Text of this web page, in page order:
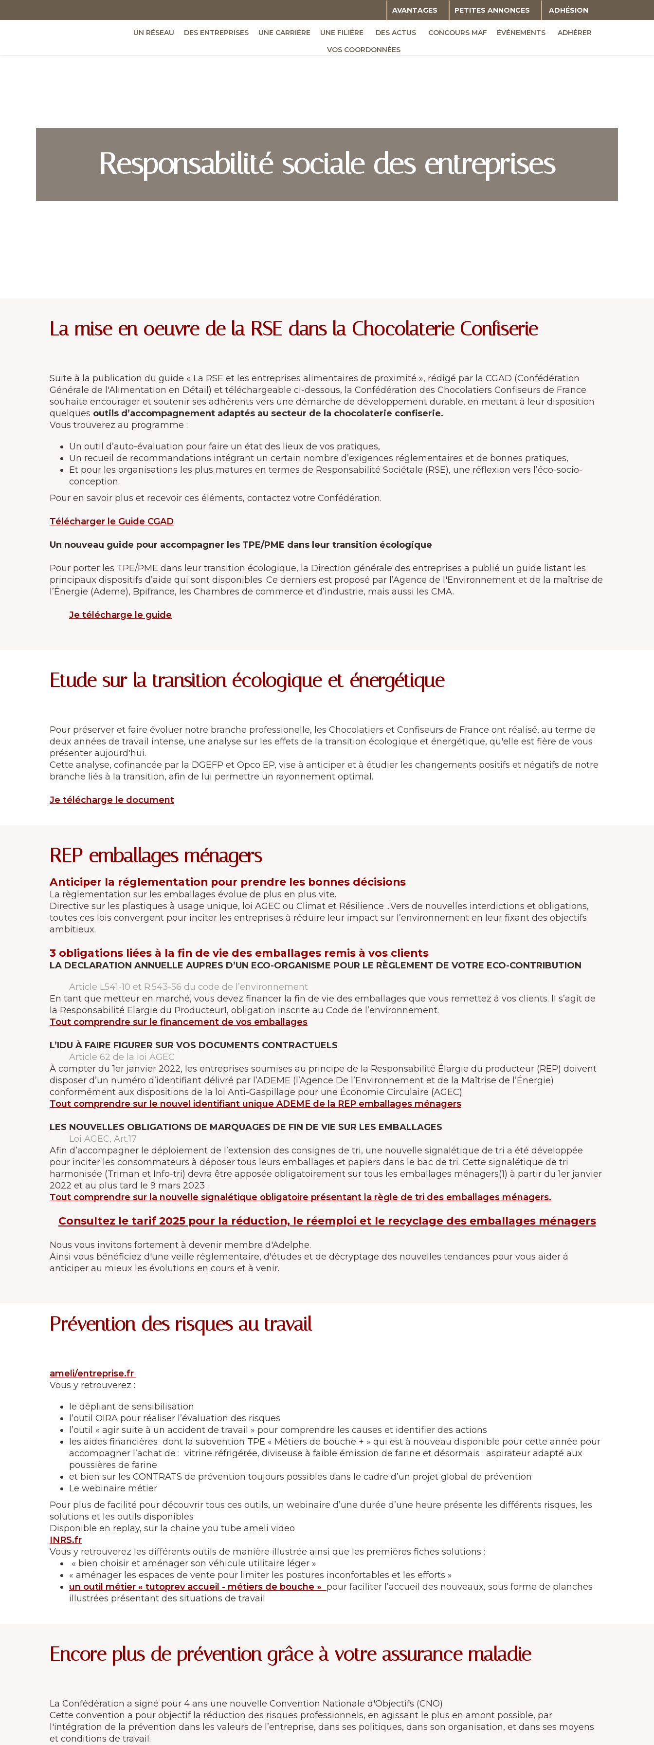
AVANTAGES PETITES ANNONCES ADHÉSION
UN RÉSEAU DES ENTREPRISES UNE CARRIÈRE UNE FILIÈRE DES ACTUS CONCOURS MAF ÉVÉNEMENTS
ADHÉRER
VOS COORDONNÉES
Responsabilité sociale des entreprises
La mise en oeuvre de la RSE dans la Chocolaterie Confiserie
Suite à la publication du guide « La RSE et les entreprises alimentaires de proximité », rédigé par la CGAD (Confédération
Générale de l'Alimentation en Détail) et téléchargeable ci-dessous, la Confédération des Chocolatiers Confiseurs de France
souhaite encourager et soutenir ses adhérents vers une démarche de développement durable, en mettant à leur disposition
quelques outils d’accompagnement adaptés au secteur de la chocolaterie confiserie.
Vous trouverez au programme :
Un outil d’auto-évaluation pour faire un état des lieux de vos pratiques,
Un recueil de recommandations intégrant un certain nombre d’exigences réglementaires et de bonnes pratiques,
Et pour les organisations les plus matures en termes de Responsabilité Sociétale (RSE), une réflexion vers l’éco-socio-
conception.
Pour en savoir plus et recevoir ces éléments, contactez votre Confédération.
Télécharger le Guide CGAD
Un nouveau guide pour accompagner les TPE/PME dans leur transition écologique
Pour porter les TPE/PME dans leur transition écologique, la Direction générale des entreprises a publié un guide listant les
principaux dispositifs d’aide qui sont disponibles. Ce derniers est proposé par l’Agence de l'Environnement et de la maîtrise de
l’Énergie (Ademe), Bpifrance, les Chambres de commerce et d’industrie, mais aussi les CMA.
Je télécharge le guide
Etude sur la transition écologique et énergétique
Pour préserver et faire évoluer notre branche professionelle, les Chocolatiers et Confiseurs de France ont réalisé, au terme de
deux années de travail intense, une analyse sur les effets de la transition écologique et énergétique, qu'elle est fière de vous
présenter aujourd'hui.
Cette analyse, cofinancée par la DGEFP et Opco EP, vise à anticiper et à étudier les changements positifs et négatifs de notre
branche liés à la transition, afin de lui permettre un rayonnement optimal.
Je télécharge le document
REP emballages ménagers
Anticiper la réglementation pour prendre les bonnes décisions
La règlementation sur les emballages évolue de plus en plus vite.
Directive sur les plastiques à usage unique, loi AGEC ou Climat et Résilience ...Vers de nouvelles interdictions et obligations,
toutes ces lois convergent pour inciter les entreprises à réduire leur impact sur l’environnement en leur fixant des objectifs
ambitieux.
3 obligations liées à la fin de vie des emballages remis à vos clients
LA DECLARATION ANNUELLE AUPRES D’UN ECO-ORGANISME POUR LE RÈGLEMENT DE VOTRE ECO-CONTRIBUTION
Article L541-10 et R.543-56 du code de l’environnement
En tant que metteur en marché, vous devez financer la fin de vie des emballages que vous remettez à vos clients. Il s’agit de
la Responsabilité Elargie du Producteur1, obligation inscrite au Code de l’environnement.
Tout comprendre sur le financement de vos emballages
L’IDU À FAIRE FIGURER SUR VOS DOCUMENTS CONTRACTUELS
Article 62 de la loi AGEC
À compter du 1er janvier 2022, les entreprises soumises au principe de la Responsabilité Élargie du producteur (REP) doivent
disposer d’un numéro d’identifiant délivré par l’ADEME (l’Agence De l’Environnement et de la Maîtrise de l’Énergie)
conformément aux dispositions de la loi Anti-Gaspillage pour une Économie Circulaire (AGEC).
Tout comprendre sur le nouvel identifiant unique ADEME de la REP emballages ménagers
LES NOUVELLES OBLIGATIONS DE MARQUAGES DE FIN DE VIE SUR LES EMBALLAGES
Loi AGEC, Art.17
Afin d’accompagner le déploiement de l’extension des consignes de tri, une nouvelle signalétique de tri a été développée
pour inciter les consommateurs à déposer tous leurs emballages et papiers dans le bac de tri. Cette signalétique de tri
harmonisée (Triman et Info-tri) devra être apposée obligatoirement sur tous les emballages ménagers(1) à partir du 1er janvier
2022 et au plus tard le 9 mars 2023 .
Tout comprendre sur la nouvelle signalétique obligatoire présentant la règle de tri des emballages ménagers.
Consultez le tarif 2025 pour la réduction, le réemploi et le recyclage des emballages ménagers
Nous vous invitons fortement à devenir membre d'Adelphe.
Ainsi vous bénéficiez d'une veille réglementaire, d'études et de décryptage des nouvelles tendances pour vous aider à
anticiper au mieux les évolutions en cours et à venir.
Prévention des risques au travail
ameli/entreprise.fr
Vous y retrouverez :
le dépliant de sensibilisation
l’outil OIRA pour réaliser l’évaluation des risques
l’outil « agir suite à un accident de travail » pour comprendre les causes et identifier des actions
les aides financières dont la subvention TPE « Métiers de bouche + » qui est à nouveau disponible pour cette année pour
accompagner l’achat de : vitrine réfrigérée, diviseuse à faible émission de farine et désormais : aspirateur adapté aux
poussières de farine
et bien sur les CONTRATS de prévention toujours possibles dans le cadre d’un projet global de prévention
Le webinaire métier
Pour plus de facilité pour découvrir tous ces outils, un webinaire d’une durée d’une heure présente les différents risques, les
solutions et les outils disponibles
Disponible en replay, sur la chaine you tube ameli video
INRS.fr
Vous y retrouverez les différents outils de manière illustrée ainsi que les premières fiches solutions :
« bien choisir et aménager son véhicule utilitaire léger »
« aménager les espaces de vente pour limiter les postures inconfortables et les efforts »
un outil métier « tutoprev accueil - métiers de bouche » pour faciliter l’accueil des nouveaux, sous forme de planches
illustrées présentant des situations de travail
Encore plus de prévention grâce à votre assurance maladie
La Confédération a signé pour 4 ans une nouvelle Convention Nationale d'Objectifs (CNO)
Cette convention a pour objectif la réduction des risques professionnels, en agissant le plus en amont possible, par
l'intégration de la prévention dans les valeurs de l’entreprise, dans ses politiques, dans son organisation, et dans ses moyens
et conditions de travail.